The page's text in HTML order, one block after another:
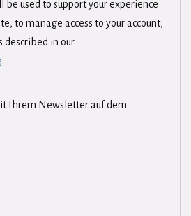
be used to support your experience
to manage access to your account,
described in our
.
Ihrem Newsletter auf dem